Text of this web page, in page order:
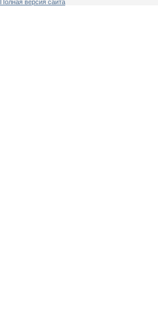
Полная версия сайта